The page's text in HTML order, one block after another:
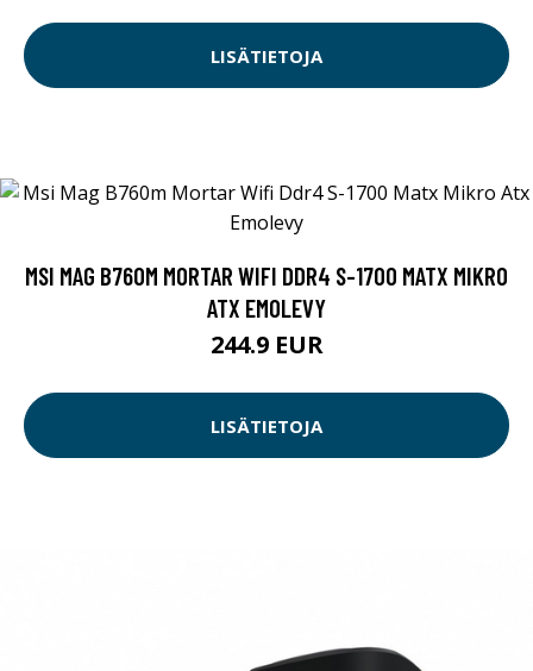
LISÄTIETOJA
MSI MAG B760M MORTAR WIFI DDR4 S-1700 MATX MIKRO
ATX EMOLEVY
244.9 EUR
LISÄTIETOJA